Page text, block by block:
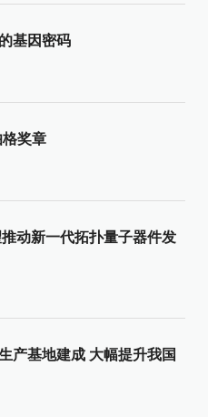
基因密码
格奖章
动新一代拓扑量子器件发
产基地建成 大幅提升我国